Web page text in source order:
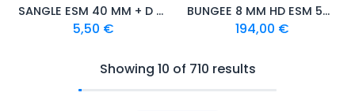
SANGLE ESM 40 MM + D RING ALU ANODISÉ
5,50 €
BUNGEE 8 MM HD ESM 50 M
194,00 €
Showing 10 of 710 results